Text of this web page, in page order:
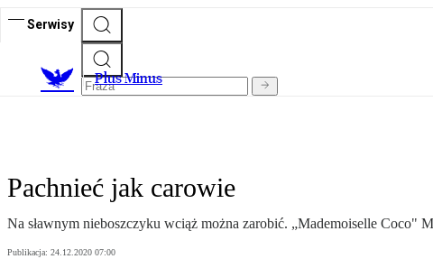
Serwisy
Plus Minus
Pachnieć jak carowie
Na sławnym nieboszczyku wciąż można zarobić. „Mademoiselle Coco"
Publikacja: 24.12.2020 07:00